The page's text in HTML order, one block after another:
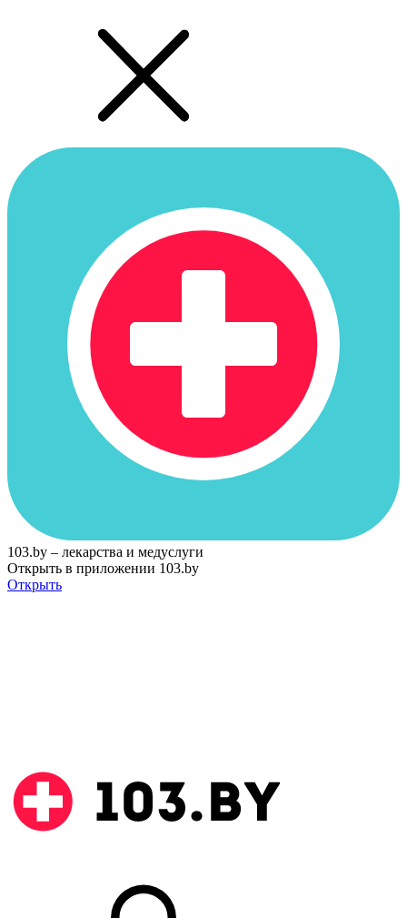
103.by – лекарства и медуслуги
Открыть в приложении 103.by
Открыть